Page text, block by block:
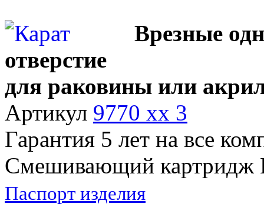
Врезные
отверстие
для раковины или
Артикул 9770 хх 3
Гарантия 5 лет на все
Смешивающий картридж
Паспорт изделия